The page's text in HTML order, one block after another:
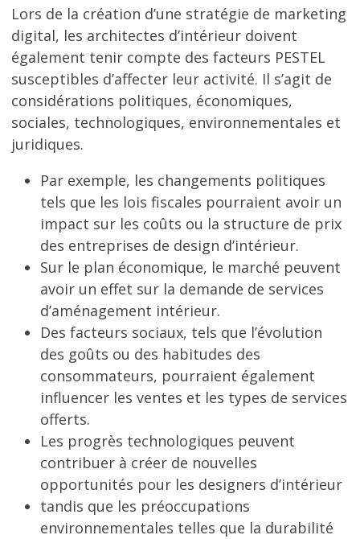
Lors de la création d’une stratégie de marketing
digital, les architectes d’intérieur doivent
également tenir compte des facteurs PESTEL
susceptibles d’affecter leur activité. Il s’agit de
considérations politiques, économiques,
sociales, technologiques, environnementales et
juridiques.
Par exemple, les changements politiques
tels que les lois fiscales pourraient avoir un
impact sur les coûts ou la structure de prix
des entreprises de design d’intérieur.
Sur le plan économique, le marché peuvent
avoir un effet sur la demande de services
d’aménagement intérieur.
Des facteurs sociaux, tels que l’évolution
des goûts ou des habitudes des
consommateurs, pourraient également
influencer les ventes et les types de services
offerts.
Les progrès technologiques peuvent
contribuer à créer de nouvelles
opportunités pour les designers d’intérieur
tandis que les préoccupations
environnementales telles que la durabilité